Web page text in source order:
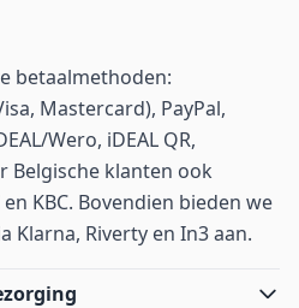
betaalmethoden:
Mastercard), PayPal,
Wero, iDEAL QR,
Belgische klanten ook
KBC. Bovendien bieden we
Klarna, Riverty en In3 aan.